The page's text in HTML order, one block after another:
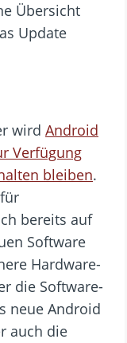
Übersicht
Update
wird Android
Verfügung
bleiben.
bereits auf
Software
Hardware-
die Software-
neue Android
auch die